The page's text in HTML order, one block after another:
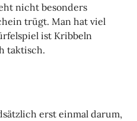
nicht besonders
trügt. Man hat viel
ist Kribbeln
taktisch.
erst einmal darum,